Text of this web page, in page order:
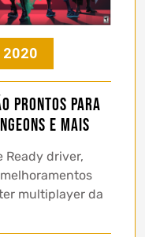
prontos para
e mais
Ready driver,
multiplayer da